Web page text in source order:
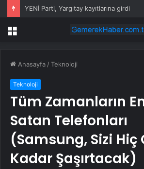
YENİ Parti, Yargıtay kayıtlarına girdi
Menü
Anasayfa /Teknoloji
Teknoloji
Tüm Zamanların
Satan Telefonları
(Samsung, Sizi Hiç
Kadar Şaşırtacak)